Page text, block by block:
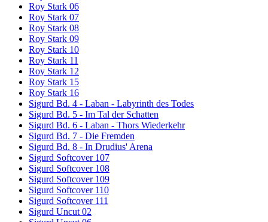
Roy Stark 06
Roy Stark 07
Roy Stark 08
Roy Stark 09
Roy Stark 10
Roy Stark 11
Roy Stark 12
Roy Stark 15
Roy Stark 16
Sigurd Bd. 4 - Laban - Labyrinth des Todes
Sigurd Bd. 5 - Im Tal der Schatten
Sigurd Bd. 6 - Laban - Thors Wiederkehr
Sigurd Bd. 7 - Die Fremden
Sigurd Bd. 8 - In Drudius' Arena
Sigurd Softcover 107
Sigurd Softcover 108
Sigurd Softcover 109
Sigurd Softcover 110
Sigurd Softcover 111
Sigurd Uncut 02